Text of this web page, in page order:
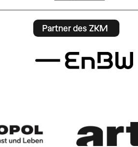
Partner des ZKM